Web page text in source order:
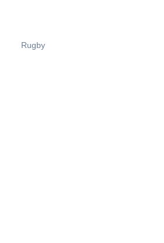
Rugby